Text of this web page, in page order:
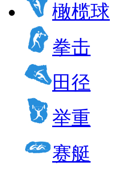
橄榄球
拳击
田径
举重
赛艇